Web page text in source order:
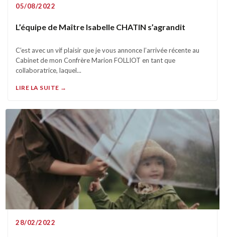
05/08/2022
L’équipe de Maître Isabelle CHATIN s’agrandit
C’est avec un vif plaisir que je vous annonce l’arrivée récente au
Cabinet de mon Confrère Marion FOLLIOT en tant que
collaboratrice, laquel...
LIRE LA SUITE →
28/02/2022